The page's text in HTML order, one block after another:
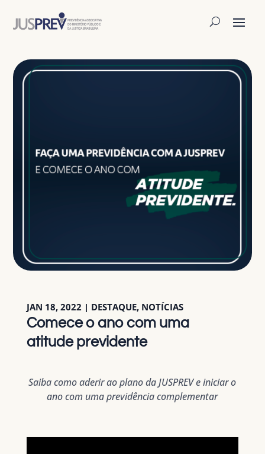
Comece o ano com uma
atitude previdente
JAN 18, 2022 | DESTAQUE, NOTÍCIAS
Saiba como aderir ao plano da JUSPREV e iniciar o
ano com uma previdência complementar